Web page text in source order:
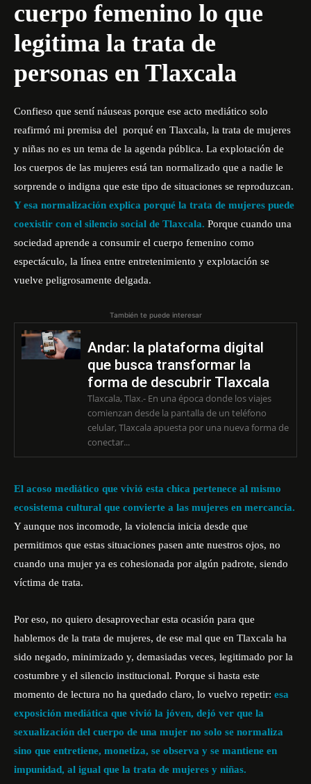
cuerpo femenino lo que
legitima la trata de
personas en Tlaxcala
Confieso que sentí náuseas porque ese acto mediático solo
reafirmó mi premisa del porqué en Tlaxcala, la trata de mujeres
y niñas no es un tema de la agenda pública. La explotación de
los cuerpos de las mujeres está tan normalizado que a nadie le
sorprende o indigna que este tipo de situaciones se reproduzcan.
Y esa normalización explica porqué la trata de mujeres puede
coexistir con el silencio social de Tlaxcala. Porque cuando una
sociedad aprende a consumir el cuerpo femenino como
espectáculo, la línea entre entretenimiento y explotación se
vuelve peligrosamente delgada.
También te puede interesar
Andar: la plataforma digital
que busca transformar la
forma de descubrir Tlaxcala
Tlaxcala, Tlax.- En una época donde los viajes
comienzan desde la pantalla de un teléfono
celular, Tlaxcala apuesta por una nueva forma de
conectar...
El acoso mediático que vivió esta chica pertenece al mismo
ecosistema cultural que convierte a las mujeres en mercancía.
Y aunque nos incomode, la violencia inicia desde que
permitimos que estas situaciones pasen ante nuestros ojos, no
cuando una mujer ya es cohesionada por algún padrote, siendo
víctima de trata.
Por eso, no quiero desaprovechar esta ocasión para que
hablemos de la trata de mujeres, de ese mal que en Tlaxcala ha
sido negado, minimizado y, demasiadas veces, legitimado por la
costumbre y el silencio institucional. Porque si hasta este
momento de lectura no ha quedado claro, lo vuelvo repetir: esa
exposición mediática que vivió la jóven, dejó ver que la
sexualización del cuerpo de una mujer no solo se normaliza
sino que entretiene, monetiza, se observa y se mantiene en
impunidad, al igual que la trata de mujeres y niñas.